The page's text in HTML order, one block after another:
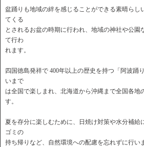
盆踊りも地域の絆を感じることができる素晴らし
てくる
とされるお盆の時期に行われ、地域の神社や公園
て行わ
れます。
四国徳島発祥で 400年以上の歴史を持つ「阿波踊
いまで
は全国で楽しまれ、北海道から沖縄まで全国各地
す。
夏を存分に楽しむために、日焼け対策や水分補給
ゴミの
持ち帰りなど、自然環境への配慮を忘れずに行い